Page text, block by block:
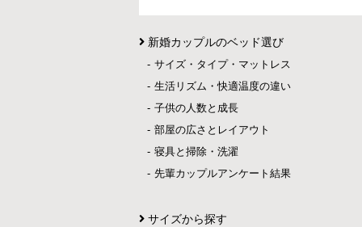
新婚カップルのベッド選び
サイズ・タイプ・マットレス
生活リズム・快適温度の違い
子供の人数と成長
部屋の広さとレイアウト
寝具と掃除・洗濯
先輩カップルアンケート結果
サイズから探す